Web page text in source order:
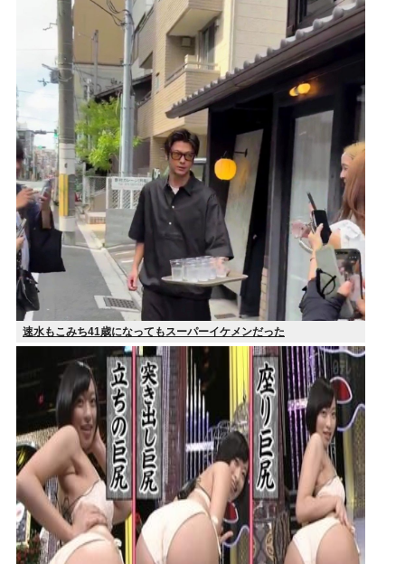
速水もこみち41歳になってもスーパーイケメンだった